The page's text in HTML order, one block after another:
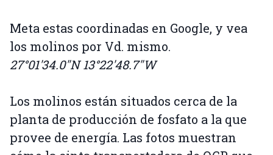
Meta estas coordinadas en Google, y vea
los molinos por Vd. mismo.
27°01'34.0"N 13°22'48.7"W
Los molinos están situados cerca de la
planta de producción de fosfato a la que
provee de energía. Las fotos muestran